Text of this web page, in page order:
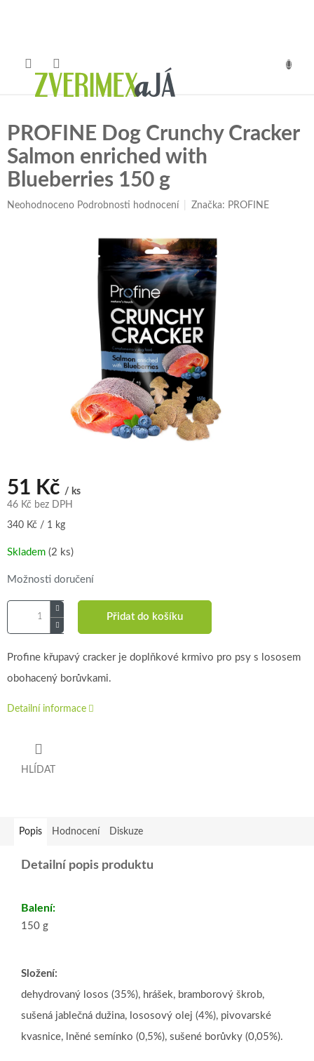
PROFINE Dog Crunchy Cracker
Salmon enriched with
Blueberries 150 g
Průměrné
Neohodnoceno Podrobnosti hodnocení Značka: PROFINE
51 Kč / ks
46 Kč bez DPH
Měrná
340 Kč / 1 kg
Skladem (2 ks)
Možnosti doručení
Přidat do košíku
Profine křupavý cracker je doplňkové krmivo pro psy s lososem
obohacený borůvkami.
Detailní informace
HLÍDAT
Popis Hodnocení Diskuze
Detailní popis produktu
Balení:
150 g
Složení:
dehydrovaný losos (35%), hrášek, bramborový škrob,
sušená jablečná dužina, lososový olej (4%), pivovarské
kvasnice, lněné semínko (0,5%), sušené borůvky (0,05%).